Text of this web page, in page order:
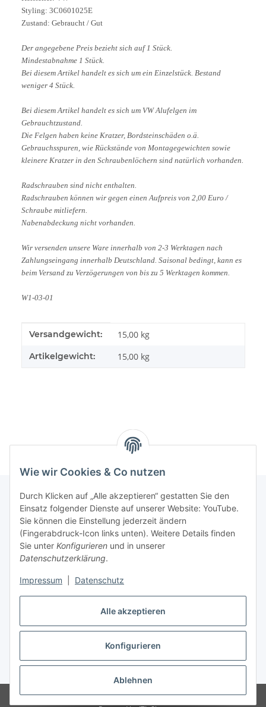
Alle akzeptieren
Konfigurieren
Ablehnen
Wie wir Cookies & Co nutzen
Durch Klicken auf „Alle akzeptieren“ gestatten Sie den
Einsatz folgender Dienste auf unserer Website: YouTube.
Sie können die Einstellung jederzeit ändern
(Fingerabdruck-Icon links unten). Weitere Details finden
Sie unter Konfigurieren und in unserer
Datenschutzerklärung.
Impressum Datenschutz
Styling: 3C0601025E
Zustand: Gebraucht / Gut
Der angegebene Preis bezieht sich auf 1 Stück.
Mindestabnahme 1 Stück.
Bei diesem Artikel handelt es sich um ein Einzelstück. Bestand
weniger 4 Stück.
Bei diesem Artikel handelt es sich um VW Alufelgen im
Gebrauchtzustand.
Die Felgen haben keine Kratzer, Bordsteinschäden o.ä.
Gebrauchsspuren, wie Rückstände von Montagegewichten sowie
kleinere Kratzer in den Schraubenlöchern sind natürlich vorhanden.
Radschrauben sind nicht enthalten.
Radschrauben können wir gegen einen Aufpreis von 2,00 Euro /
Schraube mitliefern.
Nabenabdeckung nicht vorhanden.
Wir versenden unsere Ware innerhalb von 2-3 Werktagen nach
Zahlungseingang innerhalb Deutschland. Saisonal bedingt, kann es
beim Versand zu Verzögerungen von bis zu 5 Werktagen kommen.
W1-03-01
Produkteigenschaft
Wert
Versandgewicht: 15,00 kg
Artikelgewicht: 15,00 kg
Informationen
Gesetzliche Informationen
Vertrag widerrufen
* Alle Preise inkl. gesetzlicher USt., zzgl.Versand
© DASI Export-Import GmbH